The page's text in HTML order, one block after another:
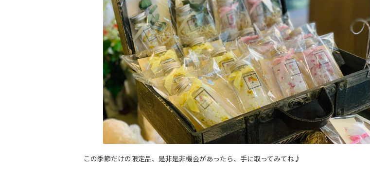
この季節だけの限定品、是非是非機会があったら、手に取ってみてね♪